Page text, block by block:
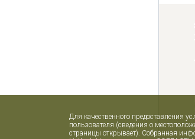
Для качественного предоставления
пользователя (сведения о
страницы открывает). Собранная